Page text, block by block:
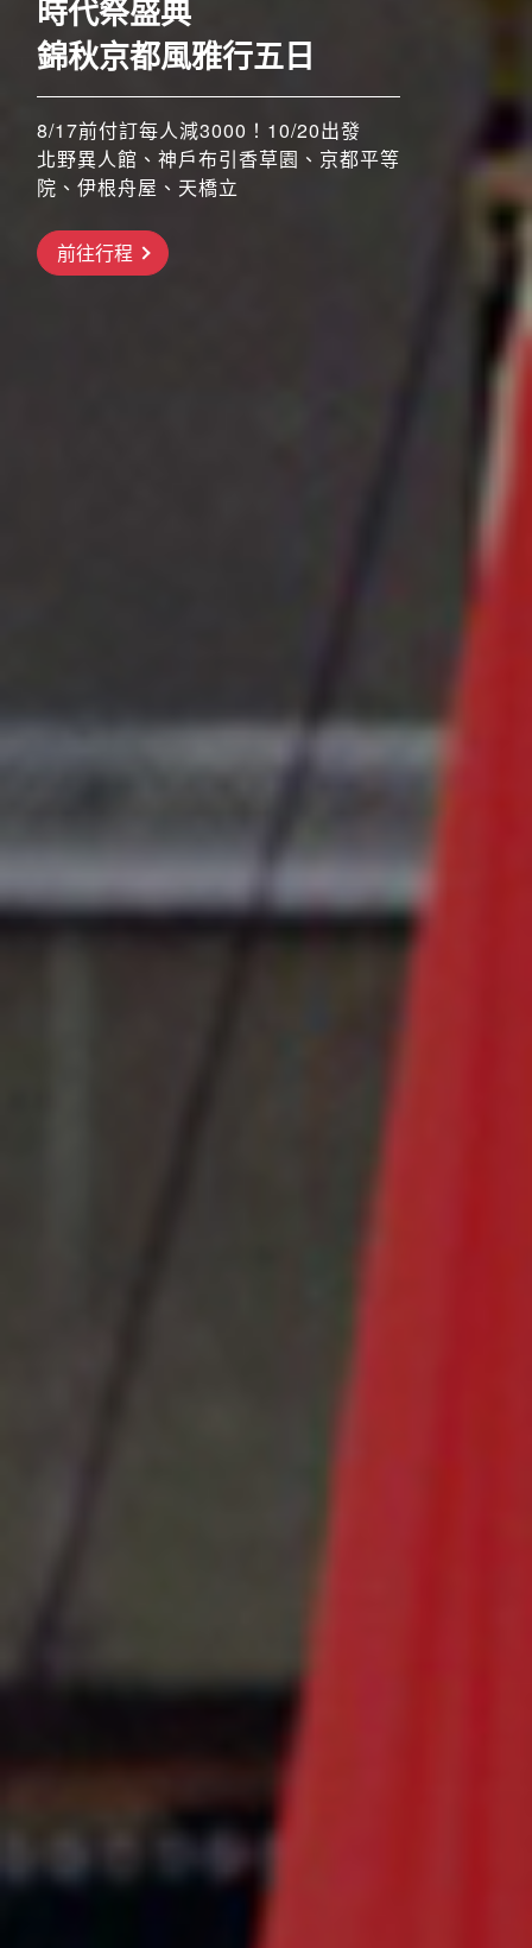
搶先GO
時代祭盛典
錦秋京都風雅行五日
8/17前付訂每人減3000！10/20出發
北野異人館、神戶布引香草園、京都平等
院、伊根舟屋、天橋立
前往行程
前往行程